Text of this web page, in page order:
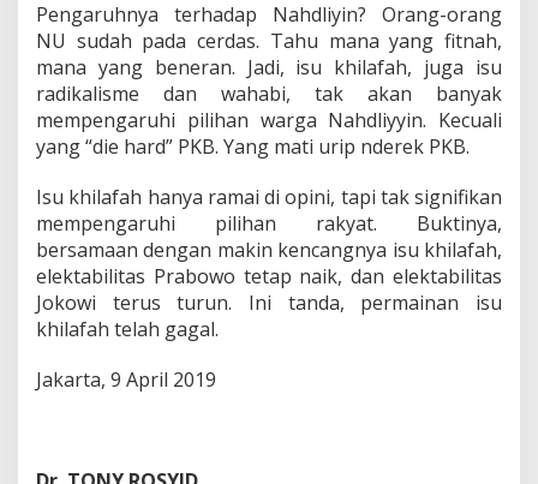
Pengaruhnya terhadap Nahdliyin? Orang-orang
NU sudah pada cerdas. Tahu mana yang fitnah,
mana yang beneran. Jadi, isu khilafah, juga isu
radikalisme dan wahabi, tak akan banyak
mempengaruhi pilihan warga Nahdliyyin. Kecuali
yang “die hard” PKB. Yang mati urip nderek PKB.
Isu khilafah hanya ramai di opini, tapi tak signifikan
mempengaruhi pilihan rakyat. Buktinya,
bersamaan dengan makin kencangnya isu khilafah,
elektabilitas Prabowo tetap naik, dan elektabilitas
Jokowi terus turun. Ini tanda, permainan isu
khilafah telah gagal.
Jakarta, 9 April 2019